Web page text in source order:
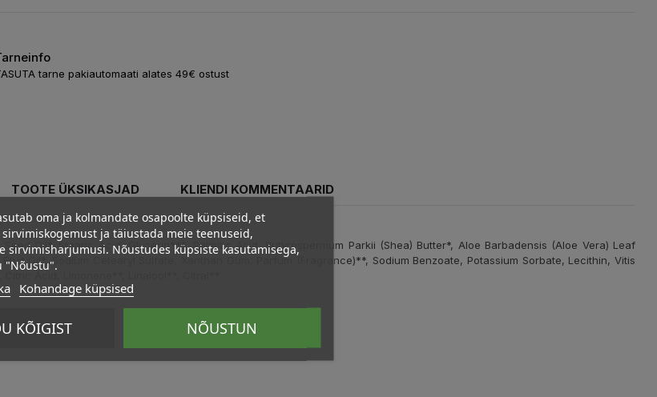
tarne pakiautomaati alates 49€ ostust
TOOTE ÜKSIKASJAD KLIENDI KOMMENTAARID
Oil*, Stearic Acid, Glycerin***, Palmitic Acid, Butyrospermum Parkii (Shea) Butter*, Aloe Barbadensis (Aloe Vera) Leaf
Oil*, Sodium Cetearyl Sulfate, Xanthan Gum, Parfum (Fragrance)**, Sodium Benzoate, Potassium Sorbate, Lecithin, Vitis
Acid, Limonene**, Linalool**, Citral**.
oma ja kolmandate osapoolte küpsiseid, et
ja täiustada meie teenuseid,
sirvimisharjumusi. Nõustudes küpsiste kasutamisega,
"Nõustu".
Kohandage küpsised
KÕIGIST NÕUSTUN